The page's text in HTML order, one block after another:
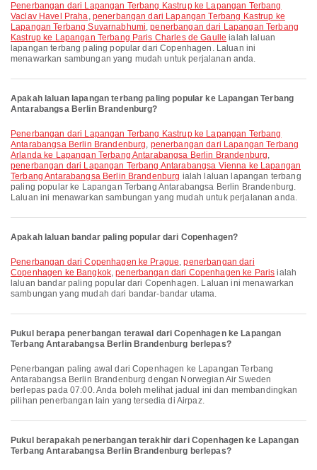
penerbangan dari Lapangan Terbang Kastrup ke Lapangan Terbang
Vaclav Havel Praha, penerbangan dari Lapangan Terbang Kastrup ke
Lapangan Terbang Suvarnabhumi,penerbangan dari Lapangan Terbang
Kastrup ke Lapangan Terbang Paris Charles de Gaulle ialah laluan
lapangan terbang paling popular dari Copenhagen. Laluan ini
menawarkan sambungan yang mudah untuk perjalanan anda.
Apakah laluan lapangan terbang paling popular ke Lapangan Terbang
Antarabangsa Berlin Brandenburg?
penerbangan dari Lapangan Terbang Kastrup ke Lapangan Terbang
Antarabangsa Berlin Brandenburg, penerbangan dari Lapangan Terbang
Arlanda ke Lapangan Terbang Antarabangsa Berlin Brandenburg,
penerbangan dari Lapangan Terbang Antarabangsa Vienna ke Lapangan
Terbang Antarabangsa Berlin Brandenburg ialah laluan lapangan terbang
paling popular ke Lapangan Terbang Antarabangsa Berlin Brandenburg.
Laluan ini menawarkan sambungan yang mudah untuk perjalanan anda.
Apakah laluan bandar paling popular dari Copenhagen?
penerbangan dari Copenhagen ke Prague,penerbangan dari
Copenhagen ke Bangkok,penerbangan dari Copenhagen ke Paris ialah
laluan bandar paling popular dari Copenhagen. Laluan ini menawarkan
sambungan yang mudah dari bandar-bandar utama.
Pukul berapa penerbangan terawal dari Copenhagen ke Lapangan
Terbang Antarabangsa Berlin Brandenburg berlepas?
Penerbangan paling awal dari Copenhagen ke Lapangan Terbang
Antarabangsa Berlin Brandenburg dengan Norwegian Air Sweden
berlepas pada 07:00. Anda boleh melihat jadual ini dan membandingkan
pilihan penerbangan lain yang tersedia di Airpaz.
Pukul berapakah penerbangan terakhir dari Copenhagen ke Lapangan
Terbang Antarabangsa Berlin Brandenburg berlepas?